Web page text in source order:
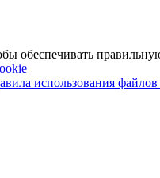
обеспечивать
использования